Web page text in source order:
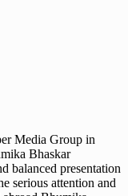
Media Group in
Bhaskar
balanced presentation
serious attention and